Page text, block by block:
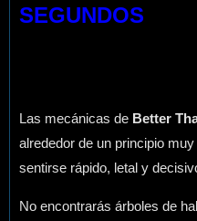
SEGUNDOS
Las mecánicas de Better
alrededor de un principio
sentirse rápido, letal y
No encontrarás árboles de